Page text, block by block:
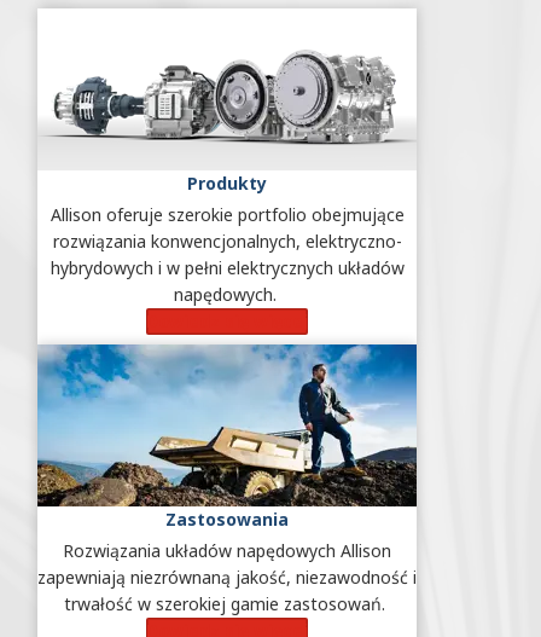
Produkty
Allison oferuje szerokie portfolio obejmujące
rozwiązania konwencjonalnych, elektryczno-
hybrydowych i w pełni elektrycznych układów
napędowych.
Zastosowania
Rozwiązania układów napędowych Allison
zapewniają niezrównaną jakość, niezawodność i
trwałość w szerokiej gamie zastosowań.